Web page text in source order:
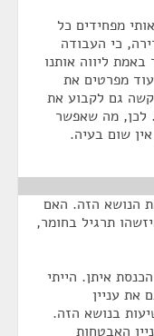
מפחידים כל
כי העבודה
ליווה אותנו
מפרטים את
קשה גם לקבוע את
לכן, מה שאפשר
שום בעיה.
הנושא הזה. האם
תרגיל בחומר,
איתן. הייתי
את עניין
בנושא הזה.
האבטחות